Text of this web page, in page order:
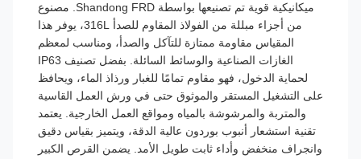
ميكانيكية قوية تم تصنيعها بواسطة Shandong FRD. مصنوع
من أجزاء مبللة من الفولاذ المقاوم للصدأ 316L، يوفر هذا
المقياس مقاومة ممتازة للتآكل والصدأ، ومناسب لمعظم
الغازات الصناعية والوسائط السائلة. بفضل تصنيف IP63
لحماية الدخول، فهو مقاوم تمامًا للغبار ورذاذ الماء، ويحافظ
على التشغيل المستقر والموثوق حتى في ورش العمل القاسية
والمتربة والمرشوشة بالمياه ومواقع العمل الخارجية. يعتمد
تقنية استشعار أنبوب بوردون عالية الدقة، ويتميز بقياس دقيق
وانجراف منخفض وأداء ثابت طويل الأمد. يضمن القرص الكبير